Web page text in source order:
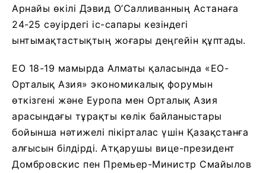
Арнайы өкілі Дэвид О’Салливанның Астанаға
24-25 сәуірдегі іс-сапары кезіндегі
ынтымақтастықтың жоғары деңгейін құптады.
ЕО 18-19 мамырда Алматы қаласында «ЕО-
Орталық Азия» экономикалық форумын
өткізгені және Еуропа мен Орталық Азия
арасындағы тұрақты көлік байланыстары
бойынша нәтижелі пікірталас үшін Қазақстанға
алғысын білдірді. Атқарушы вице-президент
Домбровскис пен Премьер-Министр Смайылов